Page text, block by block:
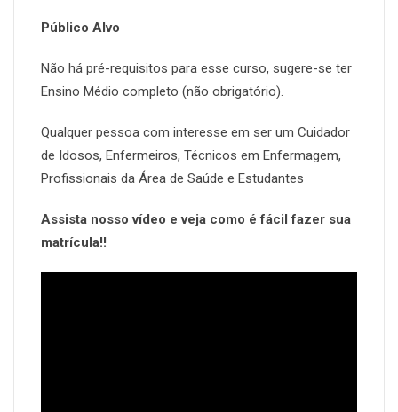
Público Alvo
Não há pré-requisitos para esse curso, sugere-se ter
Ensino Médio completo (não obrigatório).
Qualquer pessoa com interesse em ser um Cuidador
de Idosos, Enfermeiros, Técnicos em Enfermagem,
Profissionais da Área de Saúde e Estudantes
Assista nosso vídeo e veja como é fácil fazer sua
matrícula!!